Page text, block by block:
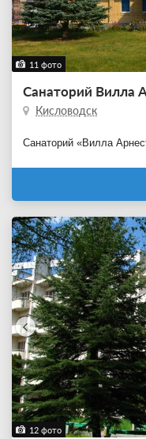
11 фото
Санаторий Вилла
Кисловодск
Санаторий «Вилла
12 фото